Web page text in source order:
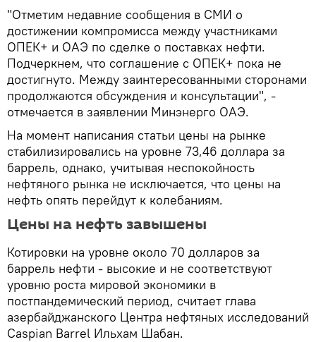
"Отметим недавние сообщения в СМИ о
достижении компромисса между участниками
ОПЕК+ и ОАЭ по сделке о поставках нефти.
Подчеркнем, что соглашение с ОПЕК+ пока не
достигнуто. Между заинтересованными сторонами
продолжаются обсуждения и консультации", -
отмечается в заявлении Минэнерго ОАЭ.
На момент написания статьи цены на рынке
стабилизировались на уровне 73,46 доллара за
баррель, однако, учитывая неспокойность
нефтяного рынка не исключается, что цены на
нефть опять перейдут к колебаниям.
Цены на нефть завышены
Котировки на уровне около 70 долларов за
баррель нефти - высокие и не соответствуют
уровню роста мировой экономики в
постпандемический период, считает глава
азербайджанского Центра нефтяных исследований
Caspian Barrel Ильхам Шабан.